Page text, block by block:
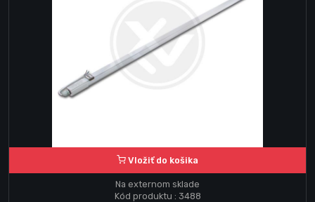
Vložiť do košika
Na externom sklade
Kód produktu : 3488